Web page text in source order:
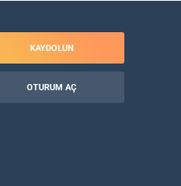
KAYDOLUN
OTURUM AÇ